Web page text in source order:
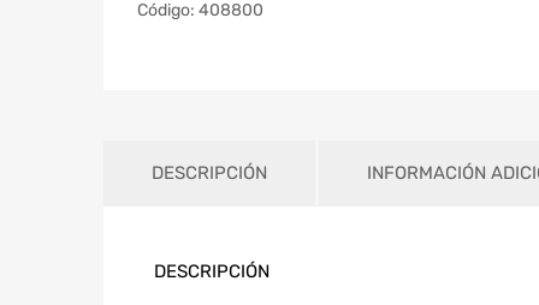
Código: 408800
DESCRIPCIÓN INFORMACIÓN
DESCRIPCIÓN